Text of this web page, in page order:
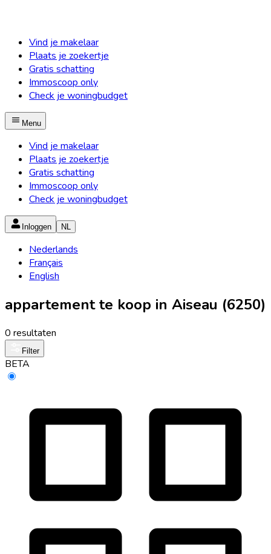
Vind je makelaar
Plaats je zoekertje
Gratis schatting
Immoscoop only
Check je woningbudget
Menu
Vind je makelaar
Plaats je zoekertje
Gratis schatting
Immoscoop only
Check je woningbudget
Inloggen NL
Nederlands
Français
English
appartement te koop in Aiseau (6250)
0 resultaten
Filter
BETA